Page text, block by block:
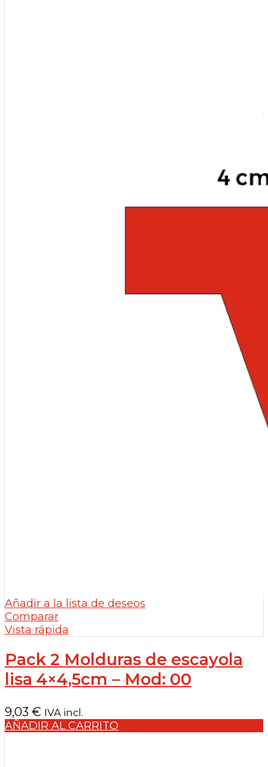
Añadir a la lista de deseos
Comparar
Vista rápida
Pack 2 Molduras de escayola
lisa 4×4,5cm – Mod: 00
9,03 € IVA incl.
AÑADIR AL CARRITO